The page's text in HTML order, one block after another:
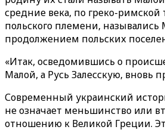
средние века, по греко-
польского племени,
продолжением польских
«Итак, осведомившись о
Малой, а Русь Залесскую, вновь
Современный украинский
не означает меньшинство или
отношению к Великой Греции.